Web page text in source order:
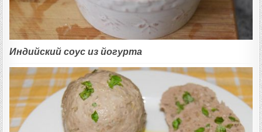
Индийский соус из йогурта